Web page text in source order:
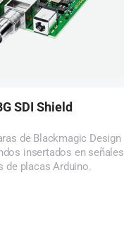
SDI Shield
de Blackmagic Design
insertados en señales
de placas Arduino.